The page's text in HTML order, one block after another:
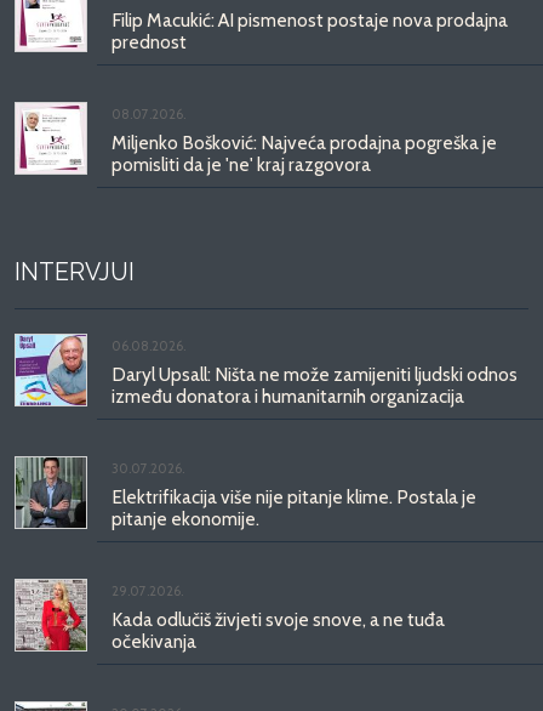
Filip Macukić: AI pismenost postaje nova prodajna
prednost
08.07.2026.
Miljenko Bošković: Najveća prodajna pogreška je
pomisliti da je 'ne' kraj razgovora
INTERVJUI
06.08.2026.
Daryl Upsall: Ništa ne može zamijeniti ljudski odnos
između donatora i humanitarnih organizacija
30.07.2026.
Elektrifikacija više nije pitanje klime. Postala je
pitanje ekonomije.
29.07.2026.
Kada odlučiš živjeti svoje snove, a ne tuđa
očekivanja